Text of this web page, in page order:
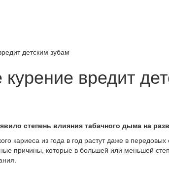
детским зубам
вредит
степень влияния табачного дыма на
кариеса из года в год растут даже в
причины, которые в большей или меньшей